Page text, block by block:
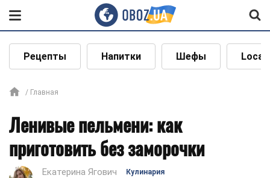
Рецепты Напитки Шефы Local
Главная
Ленивые пельмени: как
приготовить без заморочки
Екатерина Ягович Кулинария